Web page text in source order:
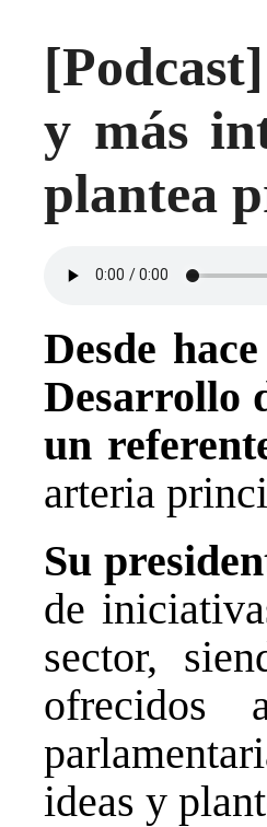
y más
plantea
Desde
Desarrollo
un
arteria
Su
de
sector,
ofrecidos
ideas y